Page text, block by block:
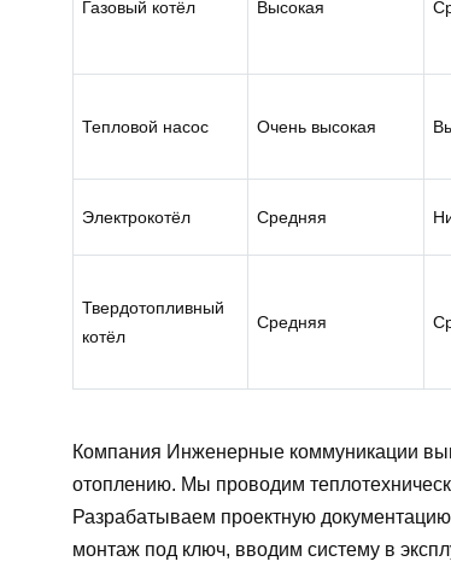
Газовый котёл Высокая
Тепловой насос Очень высокая
Электрокотёл Средняя
Твердотопливный
котёл
Средняя
Компания Инженерные коммуникации
отоплению. Мы проводим
Разрабатываем проектную
монтаж под ключ, вводим систему в